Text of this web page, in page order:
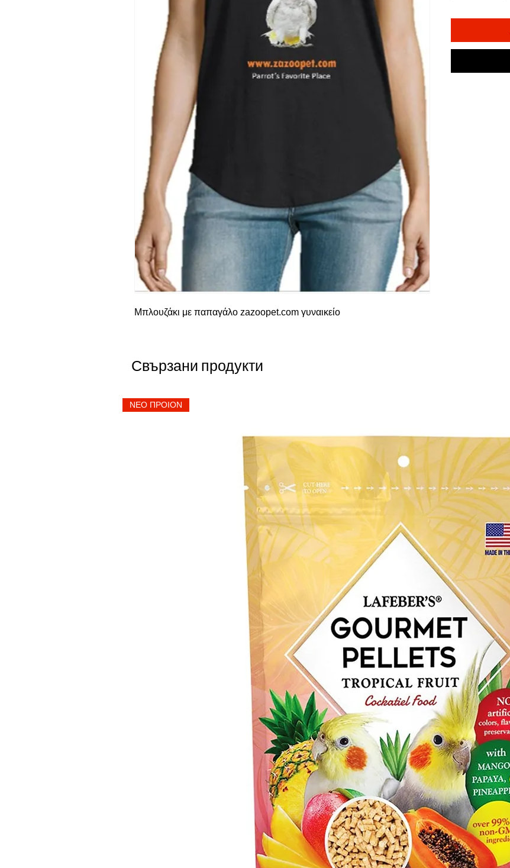
Μπλουζάκι με παπαγάλο zazoopet.com γυναικείο
Свързани продукти
ΝΕΟ ΠΡΟΙΟΝ